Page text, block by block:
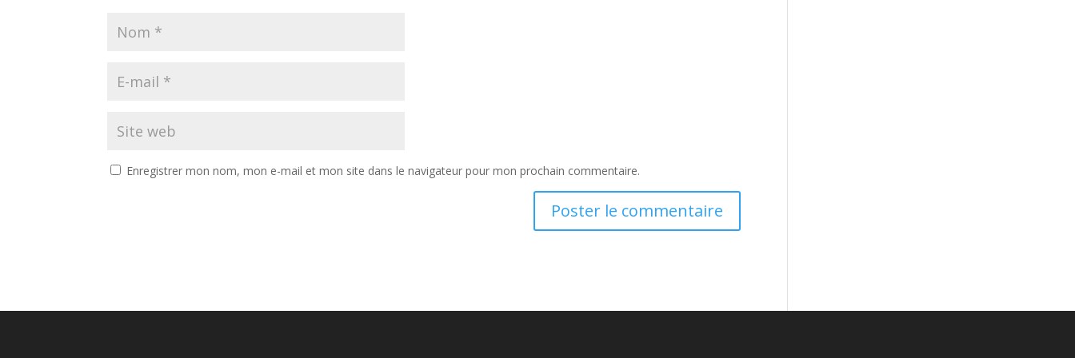
Enregistrer mon nom, mon e-mail et mon site dans le navigateur pour mon prochain commentaire.